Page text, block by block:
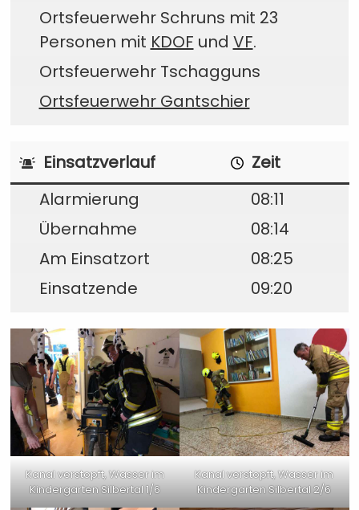
Ortsfeuerwehr Schruns mit 23
Personen mit KDOF und VF.
Ortsfeuerwehr Tschagguns
Ortsfeuerwehr Gantschier
Einsatzverlauf
Zeit
Alarmierung
08:11
Übernahme
08:14
Am Einsatzort
08:25
Einsatzende
09:20
Kanal verstopft, Wasser im
Kindergarten Silbertal 1/6
Kanal verstopft, Wasser im
Kindergarten Silbertal 2/6